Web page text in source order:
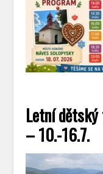
Letní
– 10.-16.7.